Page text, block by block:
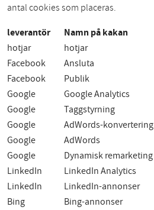
antal cookies som placeras.
leverantör Namn på kakan
hotjar hotjar
Facebook
Ansluta
Facebook
Publik
Google
Google Analytics
Google
Taggstyrning
Google
AdWords-konvertering
Google
AdWords
Google
Dynamisk remarketing
LinkedIn
LinkedIn Analytics
LinkedIn
LinkedIn-annonser
Bing
Bing-annonser